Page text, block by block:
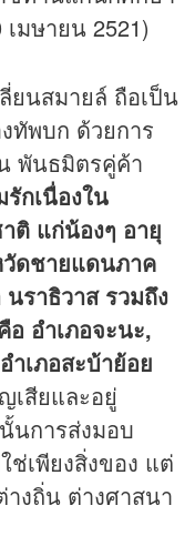
มษายน 2521)
นสมายล์ ถือเป็น
ทัพบก ด้วยการ
พันธมิตรคู่ค้า
กเนื่องใน
ติ แก่น้องๆ อายุ
วัดชายแดนภาค
ราธิวาส รวมถึง
อ อำเภอจะนะ,
ำเภอสะบ้าย้อย
เสียและอยู่
นการส่งมอบ
ช่เพียงสิ่งของ แต่
งถิ่น ต่างศาสนา